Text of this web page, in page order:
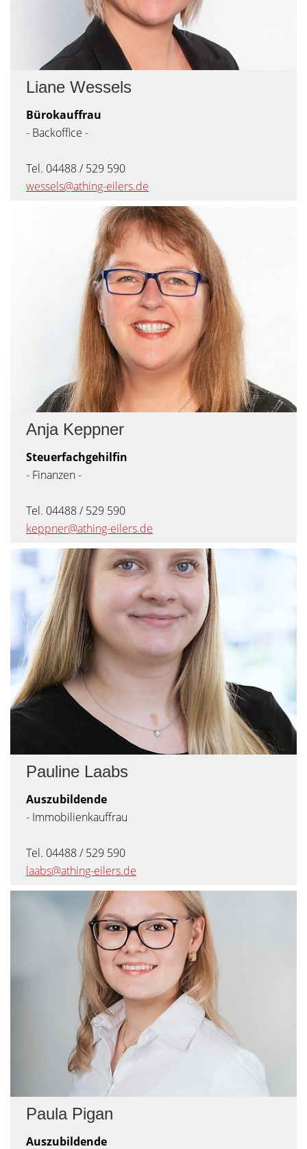
Liane Wessels
Bürokauffrau
- Backoffice -
Tel. 04488 / 529 590
wessels@athing-eilers.de
Anja Keppner
Steuerfachgehilfin
- Finanzen -
Tel. 04488 / 529 590
keppner@athing-eilers.de
Pauline Laabs
Auszubildende
- Immobilienkauffrau
Tel. 04488 / 529 590
laabs@athing-eilers.de
Paula Pigan
Auszubildende